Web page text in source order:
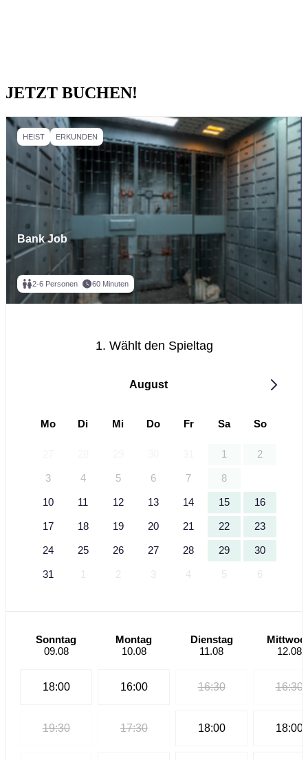
JETZT BUCHEN!
HEIST ERKUNDEN
Bank Job
2-6 Personen 60 Minuten
1. Wählt den Spieltag
August
Mo Di Mi Do Fr Sa So
1 2
3 4 5 6 7 8
10 11 12 13 14 15 16
17 18 19 20 21 22 23
24 25 26 27 28 29 30
31 1 2 3 4 5 6
Sonntag
09.08
18:00
19:30
Montag
10.08
16:00
17:30
Dienstag
11.08
16:30
18:00
12.08
16:30
18:00